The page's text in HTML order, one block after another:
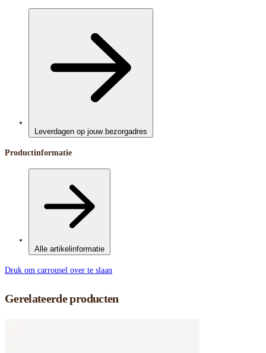
Leverdagen op jouw bezorgadres
Productinformatie
Alle artikelinformatie
Druk om carrousel over te slaan
Gerelateerde producten